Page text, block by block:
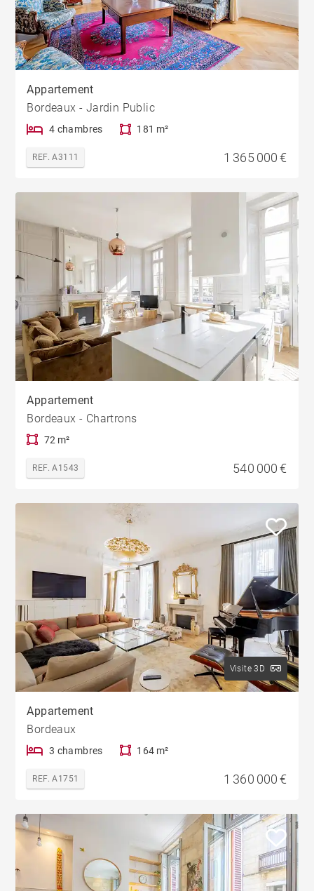
Appartement
Bordeaux - Jardin Public
4 chambres 181 m²
REF. A3111 1 365 000 €
Appartement
Bordeaux - Chartrons
72 m²
REF. A1543 540 000 €
Visite 3D
Appartement
Bordeaux
3 chambres 164 m²
REF. A1751 1 360 000 €